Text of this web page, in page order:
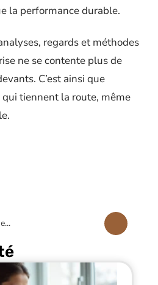
la performance durable.
regards et méthodes
ne se contente plus de
C’est ainsi que
tiennent la route, même